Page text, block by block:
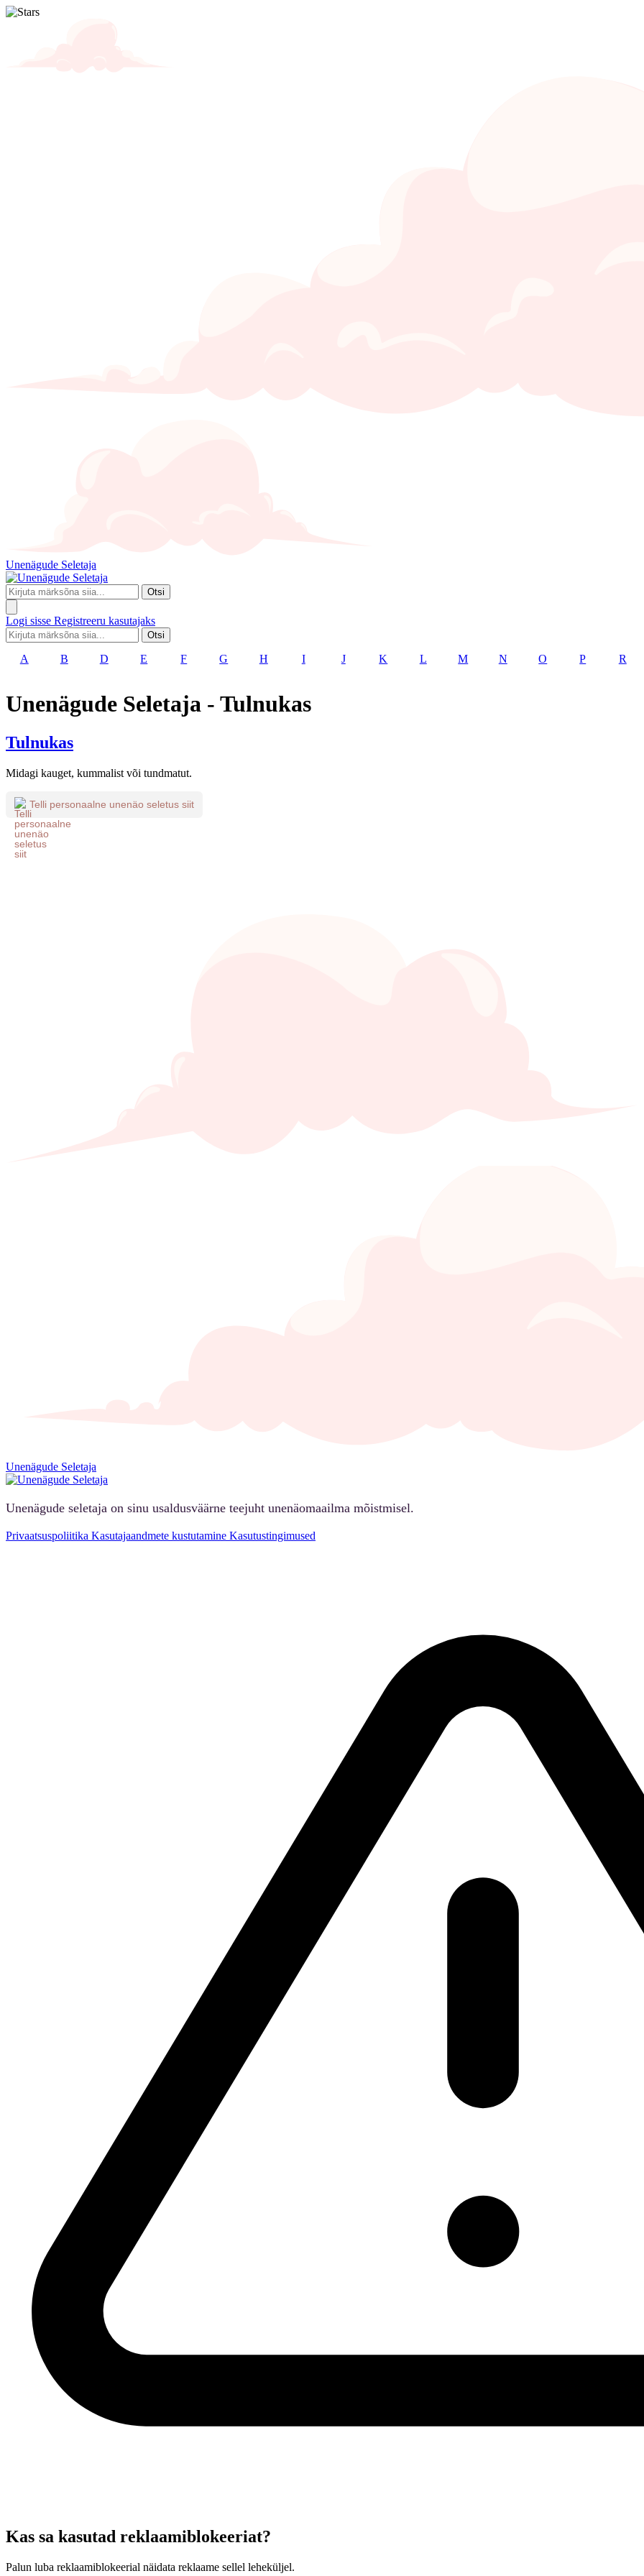
Unenägude Seletaja
Otsi
Logi sisse Registreeru kasutajaks
Otsi
A B D E F G H I J K L M N O P R
Unenägude Seletaja - Tulnukas
Tulnukas
Midagi kauget, kummalist või tundmatut.
Telli personaalne unenäo seletus siit
Unenägude Seletaja
Unenägude seletaja on sinu usaldusväärne teejuht unenäomaailma mõistmisel.
Privaatsuspoliitika Kasutajaandmete kustutamine Kasutustingimused
Kas sa kasutad reklaamiblokeeriat?
Palun luba reklaamiblokeerial näidata reklaame sellel leheküljel.